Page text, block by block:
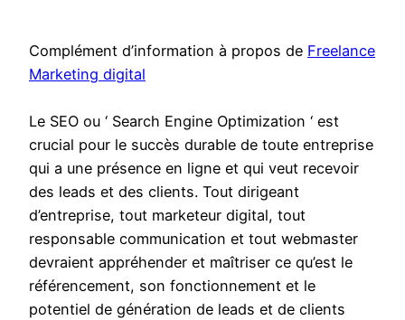
Complément d’information à propos de Freelance
Marketing digital
Le SEO ou ‘ Search Engine Optimization ‘ est
crucial pour le succès durable de toute entreprise
qui a une présence en ligne et qui veut recevoir
des leads et des clients. ​Tout dirigeant
d’entreprise, tout marketeur digital, tout
responsable communication et tout webmaster
devraient appréhender et maîtriser ce qu’est le
référencement, son fonctionnement et le
potentiel de génération de leads et de clients